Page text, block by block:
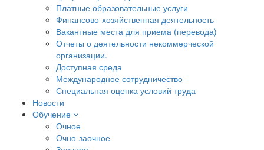
Платные образовательные услуги
Финансово-хозяйственная деятельность
Вакантные места для приема (перевода)
Отчеты о деятельности некоммерческой
организации.
Доступная среда
Международное сотрудничество
Специальная оценка условий труда
Новости
Обучение
Очное
Очно-заочное